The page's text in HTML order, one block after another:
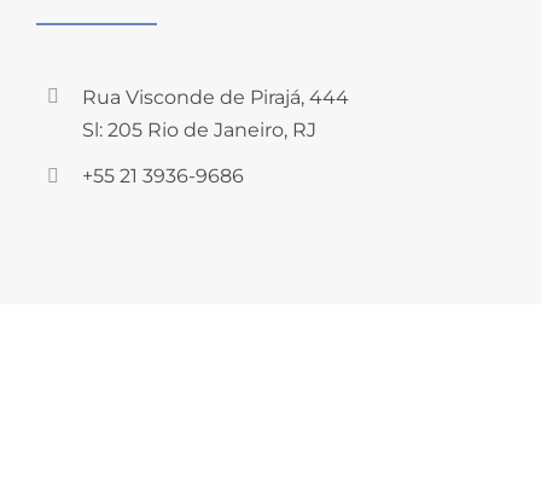
Rua Visconde de Pirajá, 444
Sl: 205 Rio de Janeiro, RJ
+55 21 3936-9686